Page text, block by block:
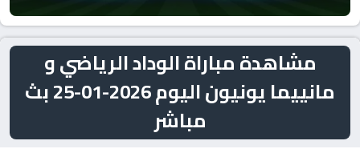
مشاهدة مباراة الوداد الرياضي و
مانييما يونيون اليوم 2026-01-25 بث
مباشر